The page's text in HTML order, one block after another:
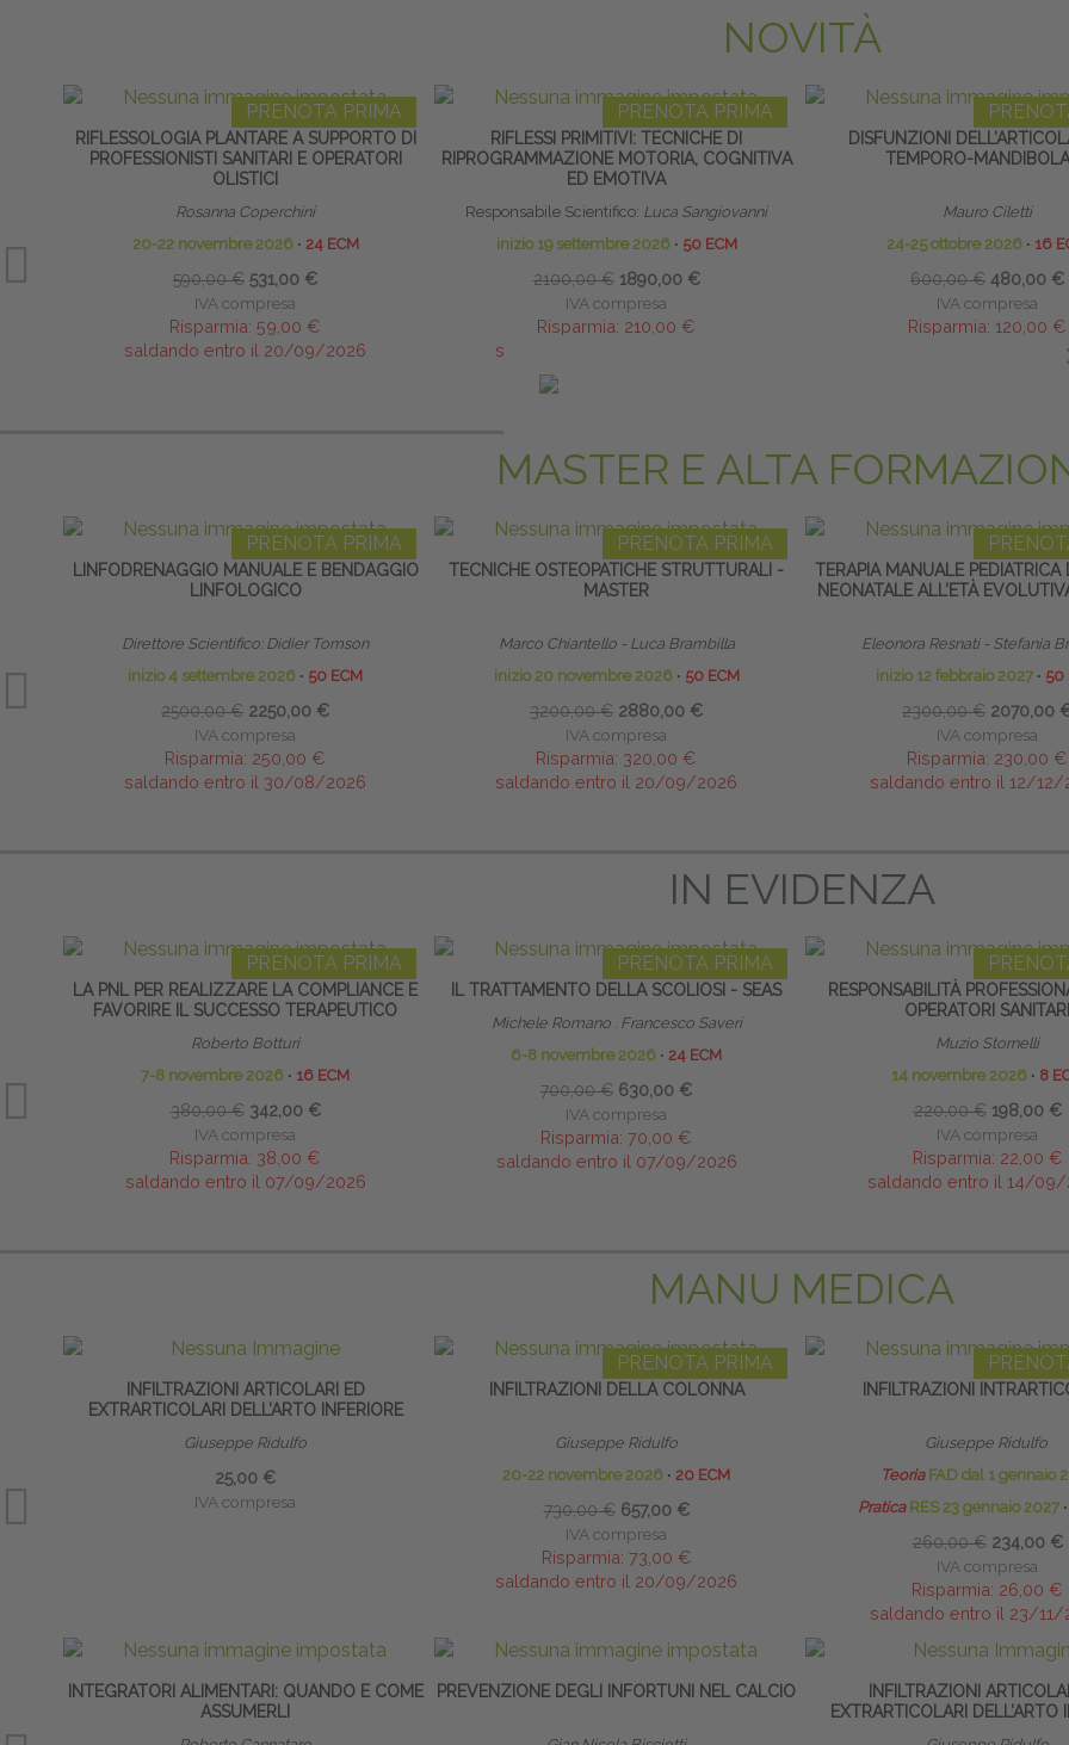
NOVITÀ
PRENOTA PRIMA
RIFLESSOLOGIA PLANTARE A SUPPORTO DI
PROFESSIONISTI SANITARI E OPERATORI
OLISTICI
Rosanna Coperchini
20-22 novembre 2026∙ 24 ECM
590,00 € 531,00 €
IVA compresa
Risparmia: 59,00 €
saldando entro il 20/09/2026
PRENOTA PRIMA
RIFLESSI PRIMITIVI: TECNICHE DI
RIPROGRAMMAZIONE MOTORIA, COGNITIVA
ED EMOTIVA
Responsabile Scientifico: Luca Sangiovanni
inizio 19 settembre 2026 ∙ 50 ECM
2100,00 € 1890,00 €
IVA compresa
Risparmia: 210,00 €
saldando entro il 30/08/2026
DISFUNZIONI
TEMPORO-
Mauro Ciletti
24-25 ottobre 2026 ∙ 16
600,00 € 480,00 €
IVA compresa
Risparmia: 120,00 €
saldando entro il 30/
MASTER E ALTA
PRENOTA PRIMA
LINFODRENAGGIO MANUALE E BENDAGGIO
LINFOLOGICO
Direttore Scientifico: Didier Tomson
inizio 4 settembre 2026 ∙ 50 ECM
2500,00 € 2250,00 €
IVA compresa
Risparmia: 250,00 €
saldando entro il 30/08/2026
PRENOTA PRIMA
TECNICHE OSTEOPATICHE STRUTTURALI -
MASTER
Marco Chiantello - Luca Brambilla
inizio 20 novembre 2026 ∙ 50 ECM
3200,00 € 2880,00 €
IVA compresa
Risparmia: 320,00 €
saldando entro il 20/09/2026
TERAPIA MANUALE PEDIATRICA
NEONATALE ALL’ETÀ
Eleonora Resnati - Stefania
inizio 12 febbraio 2027 ∙ 50
2300,00 € 2070,00
IVA compresa
Risparmia: 230,00 €
saldando entro il 12/12/
IN EVIDENZA
PRENOTA PRIMA
LA PNL PER REALIZZARE LA COMPLIANCE E
FAVORIRE IL SUCCESSO TERAPEUTICO
Roberto Botturi
7-8 novembre 2026 ∙ 16 ECM
380,00 € 342,00 €
IVA compresa
Risparmia: 38,00 €
saldando entro il 07/09/2026
PRENOTA PRIMA
IL TRATTAMENTO DELLA SCOLIOSI - SEAS
Michele Romano . Francesco Saveri
6-8 novembre 2026 ∙ 24 ECM
700,00 € 630,00 €
IVA compresa
Risparmia: 70,00 €
saldando entro il 07/09/2026
RESPONSABILITÀ
OPERATORI SANITARI
Muzio Stornelli
14 novembre 2026 ∙ 8
220,00 € 198,00 €
IVA compresa
Risparmia: 22,00 €
saldando entro il 14/09/
MANU MEDICA
INFILTRAZIONI ARTICOLARI ED
EXTRARTICOLARI DELL’ARTO INFERIORE
Giuseppe Ridulfo
25,00 €
IVA compresa
PRENOTA PRIMA
INFILTRAZIONI DELLA COLONNA
Giuseppe Ridulfo
20-22 novembre 2026 ∙ 20 ECM
730,00 € 657,00 €
IVA compresa
Risparmia: 73,00 €
saldando entro il 20/09/2026
INFILTRAZIONI
Giuseppe Ridulfo
Teoria FAD dal 1 gennaio
PraticaRES 23 gennaio 2027 ∙
260,00 € 234,00 €
IVA compresa
Risparmia: 26,00 €
saldando entro il 23/11/
INTEGRATORI ALIMENTARI: QUANDO E COME
ASSUMERLI
PREVENZIONE DEGLI INFORTUNI NEL CALCIO
INFILTRAZIONI
EXTRARTICOLARI DELL’ARTO